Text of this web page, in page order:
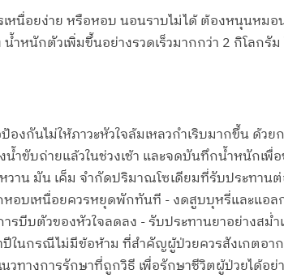
เหนื่อยง่าย หรือหอบ นอนราบไม่ได้ ต้องหนุนห
ำหนักตัวเพิ่มขึ้นอย่างรวดเร็วมากกว่า 2 กิโลกรั
องกันไม่ให้ภาวะหัวใจล้มเหลวกำเริบมากขึ้น
น้ำขับถ่ายแล้วในช่วงเช้า และจดบันทึกน้ำหนักเ
าน มัน เค็ม จำกัดปริมาณโซเดียมที่รับประทาน
หอบเหนื่อยควรหยุดพักทันที - งดสูบบุหรี่และแอล
รบีบตัวของหัวใจลดลง - รับประทานยาอย่าง
ในกรณีไม่มีข้อห้าม ที่สำคัญผู้ป่วยควรสังเกตอ
วทางการรักษาที่ถูกวิธี เพื่อรักษาชีวิตผู้ป่วยได้อ